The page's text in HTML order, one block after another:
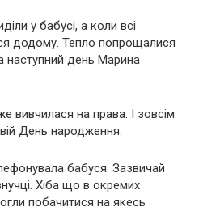
у бабусі, а коли всі
додому. Тепло попрощалися
наступний день Марина
вивчилася на права. І зовсім
День народження.
бабуся. Зазвичай
Хіба що в окремих
побачитися на якесь